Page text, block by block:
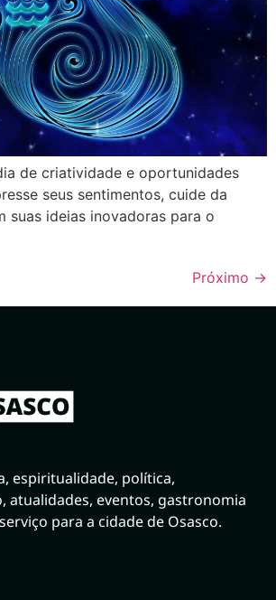
de criatividade e oportunidades
seus sentimentos, cuide da
suas ideias inovadoras para o
Próximo →
espiritualidade, política,
atualidades, eventos, gastronomia
para a cidade de Osasco.